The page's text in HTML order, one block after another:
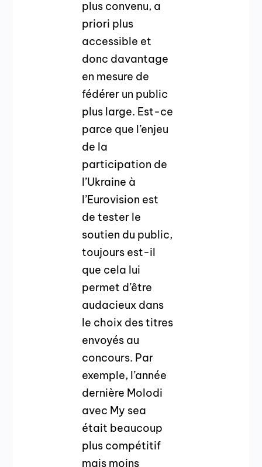
plus convenu, a
priori plus
accessible et
donc davantage
en mesure de
fédérer un public
plus large. Est-ce
parce que l’enjeu
de la
participation de
l’Ukraine à
l’Eurovision est
de tester le
soutien du public,
toujours est-il
que cela lui
permet d’être
audacieux dans
le choix des titres
envoyés au
concours. Par
exemple, l’année
dernière Molodi
avec My sea
était beaucoup
plus compétitif
mais moins